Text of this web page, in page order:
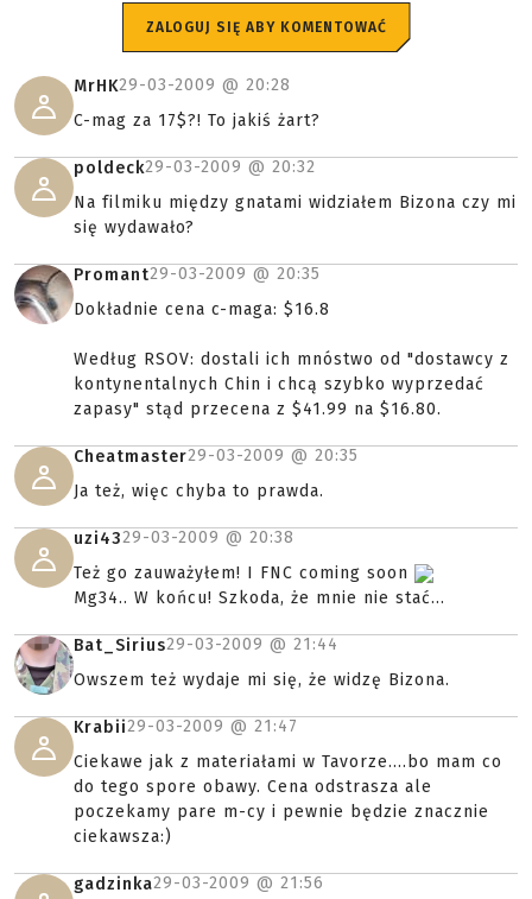
ZALOGUJ SIĘ ABY KOMENTOWAĆ
MrHK29-03-2009 @ 20:28
C-mag za 17$?! To jakiś żart?
poldeck29-03-2009 @ 20:32
Na filmiku między gnatami widziałem Bizona czy mi
się wydawało?
Promant29-03-2009 @ 20:35
Dokładnie cena c-maga: $16.8
Według RSOV: dostali ich mnóstwo od "dostawcy z
kontynentalnych Chin i chcą szybko wyprzedać
zapasy" stąd przecena z $41.99 na $16.80.
Cheatmaster29-03-2009 @ 20:35
Ja też, więc chyba to prawda.
uzi4329-03-2009 @ 20:38
Też go zauważyłem! I FNC coming soon
Mg34.. W końcu! Szkoda, że mnie nie stać...
Bat_Sirius29-03-2009 @ 21:44
Owszem też wydaje mi się, że widzę Bizona.
Krabii29-03-2009 @ 21:47
Ciekawe jak z materiałami w Tavorze....bo mam co
do tego spore obawy. Cena odstrasza ale
poczekamy pare m-cy i pewnie będzie znacznie
ciekawsza:)
gadzinka29-03-2009 @ 21:56